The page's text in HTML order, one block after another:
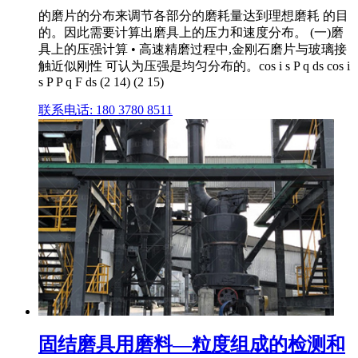
的磨片的分布来调节各部分的磨耗量达到理想磨耗 的目
的。因此需要计算出磨具上的压力和速度分布。 (一)磨
具上的压强计算 • 高速精磨过程中,金刚石磨片与玻璃接
触近似刚性 可认为压强是均匀分布的。cos i s P q ds cos i
s P P q F ds (2 14) (2 15)
联系电话: 180 3780 8511
固结磨具用磨料—粒度组成的检测和